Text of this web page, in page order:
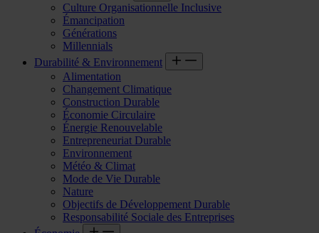
Culture Organisationnelle Inclusive
Émancipation
Générations
Millennials
Durabilité & Environnement
Alimentation
Changement Climatique
Construction Durable
Économie Circulaire
Énergie Renouvelable
Entrepreneuriat Durable
Environnement
Météo & Climat
Mode de Vie Durable
Nature
Objectifs de Développement Durable
Responsabilité Sociale des Entreprises